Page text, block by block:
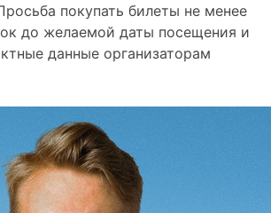
покупать билеты не менее
до желаемой даты посещения и
данные организаторам